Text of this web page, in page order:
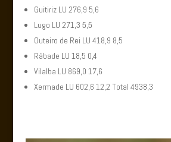
Guitiriz LU 276,9 5,6
Lugo LU 271,3 5,5
Outeiro de Rei LU 418,9 8,5
Rábade LU 18,5 0,4
Vilalba LU 869,0 17,6
Xermade LU 602,6 12,2 Total 4938,3